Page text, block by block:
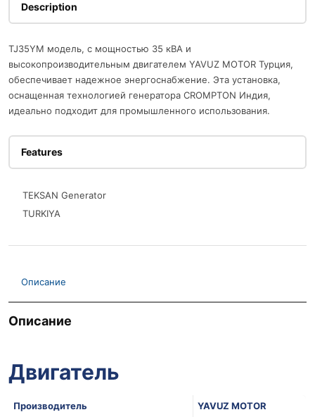
Description
TJ35YM модель, с мощностью 35 кВА и
высокопроизводительным двигателем YAVUZ MOTOR Турция,
обеспечивает надежное энергоснабжение. Эта установка,
оснащенная технологией генератора CROMPTON Индия,
идеально подходит для промышленного использования.
Features
TEKSAN Generator
TURKIYA
Описание
Описание
Двигатель
Производитель
YAVUZ MOTOR